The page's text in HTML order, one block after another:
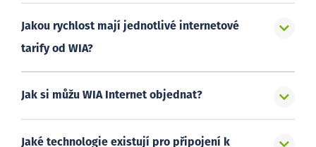
Jakou rychlost mají jednotlivé internetové
tarify od WIA?
Jak si můžu WIA Internet objednat?
Jaké technologie existují pro připojení k